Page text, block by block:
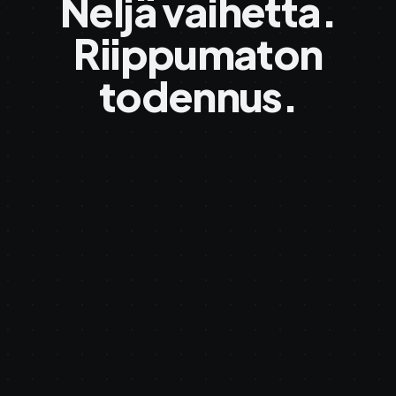
Neljä vaihetta.
Riippumaton
todennus.